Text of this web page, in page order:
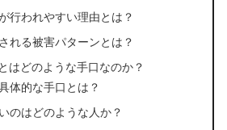
行われやすい理由とは？
れる被害パターンとは？
はどのような手口なのか？
体的な手口とは？
のはどのような人か？